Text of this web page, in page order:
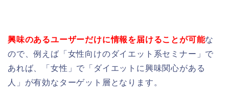
興味のあるユーザーだけに情報を届けることが可能な
ので、例えば「女性向けのダイエット系セミナー」で
あれば、「女性」で「ダイエットに興味関心がある
人」が有効なターゲット層となります。